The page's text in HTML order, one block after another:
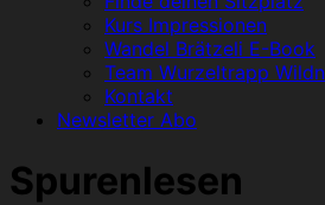
Kurs Impressionen
Wandel Brätzeli E-Book
Team Wurzeltrapp
Kontakt
Newsletter Abo
Spurenlesen